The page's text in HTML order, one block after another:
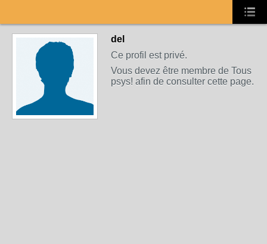
del
Ce profil est privé.
Vous devez être membre de Tous
psys! afin de consulter cette page.